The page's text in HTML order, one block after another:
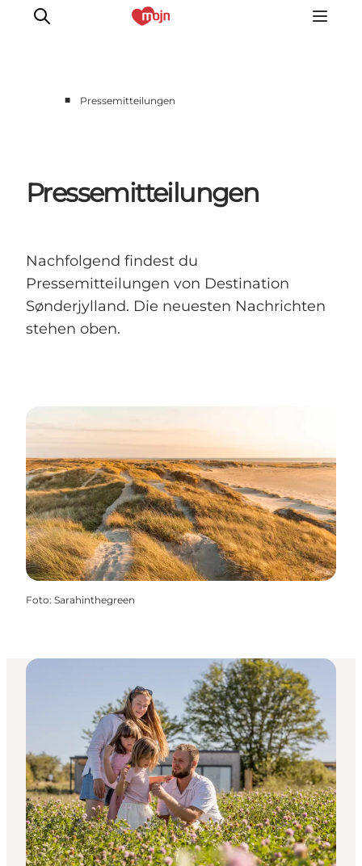
Events
Übernachtung
Booking
■ Pressemitteilungen
Pressemitteilungen
Nachfolgend findest du
Pressemitteilungen von Destination
Sønderjylland. Die neuesten Nachrichten
stehen oben.
Foto: Sarahinthegreen